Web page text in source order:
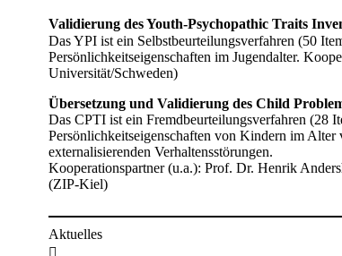
Validierung des Youth-Psychopathic Traits
Das YPI ist ein Selbstbeurteilungsverfahren (50
Persönlichkeitseigenschaften im Jugendalter.
Universität/Schweden)
Übersetzung und Validierung des Child
Das CPTI ist ein Fremdbeurteilungsverfahren (28
Persönlichkeitseigenschaften von Kindern im
externalisierenden Verhaltensstörungen.
Kooperationspartner (u.a.): Prof. Dr. Henrik
(ZIP-Kiel)
Aktuelles